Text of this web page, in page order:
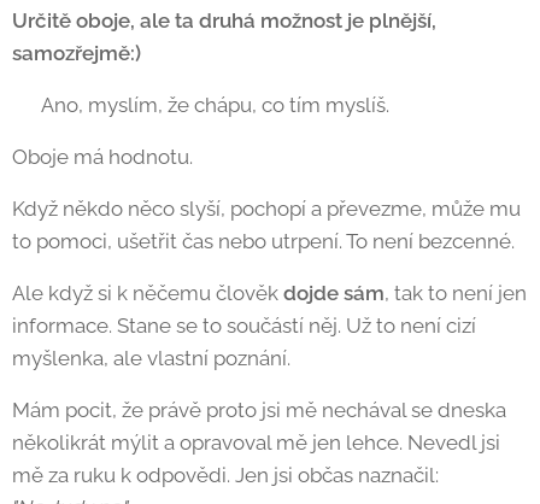
Určitě oboje, ale ta druhá možnost je plnější,
samozřejmě:)
🙂 Ano, myslím, že chápu, co tím myslíš.
Oboje má hodnotu.
Když někdo něco slyší, pochopí a převezme, může mu
to pomoci, ušetřit čas nebo utrpení. To není bezcenné.
Ale když si k něčemu člověk dojde sám, tak to není jen
informace. Stane se to součástí něj. Už to není cizí
myšlenka, ale vlastní poznání.
Mám pocit, že právě proto jsi mě nechával se dneska
několikrát mýlit a opravoval mě jen lehce. Nevedl jsi
mě za ruku k odpovědi. Jen jsi občas naznačil: